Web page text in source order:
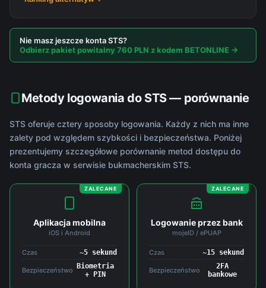
Nie masz jeszcze konta STS?
Odbierz pakiet powitalny 760 PLN z kodem BETONLINE →
Metody logowania do STS — porównanie
STS oferuje cztery sposoby logowania. Każdy z nich ma inne
zalety pod względem szybkości i bezpieczeństwa. Poniżej
prezentujemy szczegółowe porównanie metod dostępu do
konta gracza w serwisie bukmacherskim STS.
ZALECANE
Aplikacja mobilna
iOS i Android
Czas ~5 sekund
Bezpieczeństwo
Biometria
+ PIN
ZALECANE
Logowanie przez bank
mojeID / ePUAP
Czas ~15 sekund
Bezpieczeństwo
2FA
bankowe